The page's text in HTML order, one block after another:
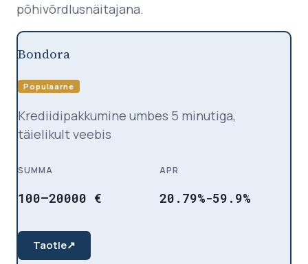
põhivõrdlusnäitajana.
Bondora
Populaarne
Krediidipakkumine umbes 5 minutiga,
täielikult veebis
SUMMA
100–20000 €
APR
20.79%-59.9%
Taotle↗